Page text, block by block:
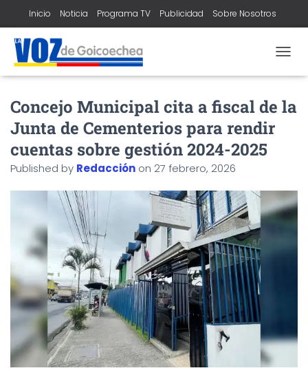
Inicio Noticia Programa TV Publicidad Sobre Nosotros
O
G
L
G
A
T
Concejo Municipal cita a fiscal de la
Junta de Cementerios para rendir
cuentas sobre gestión 2024-2025
Published by Redacción on 27 febrero, 2026